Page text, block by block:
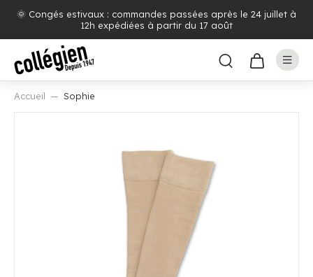
🌞 Congés estivaux : commandes passées après le 24 juillet à
12h expédiées à partir du 17 août
Accueil Sophie